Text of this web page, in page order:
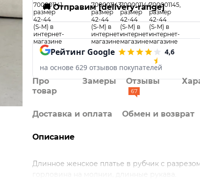
🚚 Отправим [delivery-range]
Рейтинг Google
4,6
на основе 629 отзывов покупателей
Про
товар
Замеры Отзывы
67
Доставка и оплата Обмен и возврат
Описание
Длинное женское платье в рубчик с
горловина на молнии, длинные рукава.